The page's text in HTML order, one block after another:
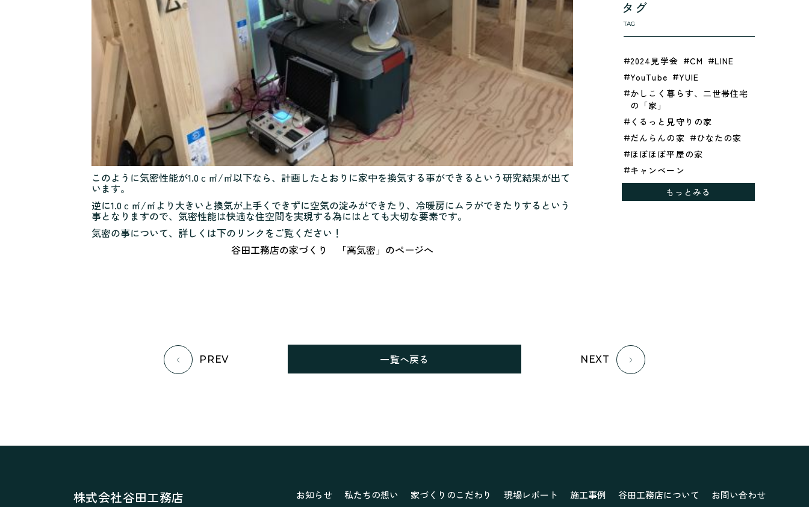
このように気密性能が1.0ｃ㎡/㎡以下なら、計画したとおりに家中を換気する事ができるという研究結果が出て
います。
逆に1.0ｃ㎡/㎡より大きいと換気が上手くできずに空気の淀みができたり、冷暖房にムラができたりするという
事となりますので、気密性能は快適な住空間を実現する為にはとても大切な要素です。
気密の事について、詳しくは下のリンクをご覧ください！
谷田工務店の家づくり 「高気密」のページへ
タグ
TAG
2024見学会 CM
LINE
YouTube
YUIE
かしこく暮らす、二世帯住宅
の「家」
くるっと見守りの家
だんらんの家
ひなたの家
ほぼほぼ平屋の家
キャンペーン
グレイッシュでクールな家
シックブラウンで調和する
上林の「家」
優美な「家」
再会、熟考の「家」
家族の声が聞こえる家
もっとみる
PREV NEXT
一覧へ戻る
お知らせ 私たちの想い 家づくりのこだわり 現場レポート 施工事例 谷田工務店について お問い合わせ
株式会社谷田工務店